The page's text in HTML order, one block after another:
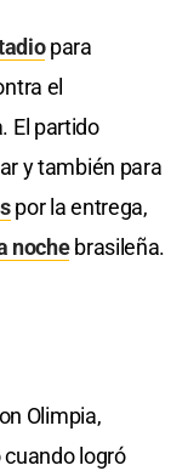
para
el
El partido
y también para
por la entrega,
nochebrasileña.
Olimpia,
cuando logró